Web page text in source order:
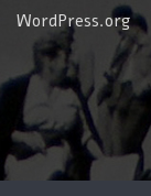
WordPress.org